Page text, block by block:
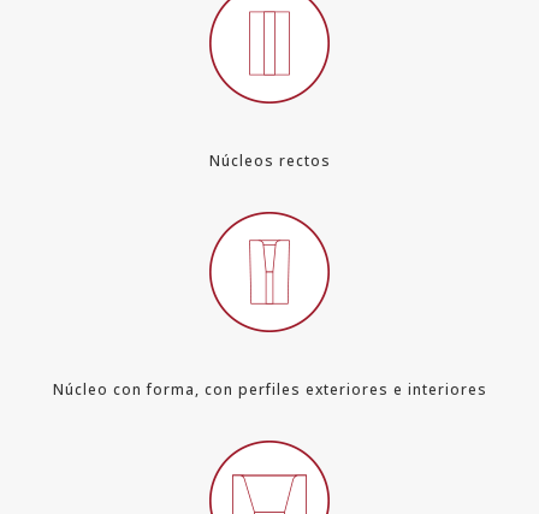
Núcleos rectos
Núcleo con forma, con perfiles exteriores e interiores